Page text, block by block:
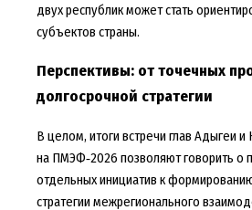
двух республик может стать
субъектов страны.
Перспективы: от точечных
долгосрочной стратегии
В целом, итоги встречи глав Адыгеи
на ПМЭФ‑2026 позволяют говорить о
отдельных инициатив к
стратегии межрегионального